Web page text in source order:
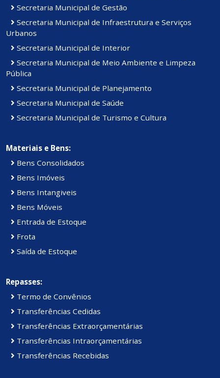
Secretaria Municipal de Gestão
Secretaria Municipal de Infraestrutura e Serviços
Urbanos
Secretaria Municipal de Interior
Secretaria Municipal de Meio Ambiente e Limpeza
Pública
Secretaria Municipal de Planejamento
Secretaria Municipal de Saúde
Secretaria Municipal de Turismo e Cultura
Materiais e Bens:
Bens Consolidados
Bens Imóveis
Bens Intangiveis
Bens Móveis
Entrada de Estoque
Frota
Saída de Estoque
Repasses:
Termo de Convênios
Transferências Cedidas
Transferências Extraorçamentárias
Transferências Intraorçamentárias
Transferências Recebidas